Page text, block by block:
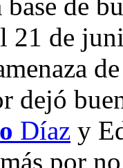
de
21 de
dejó
Díaz y
por